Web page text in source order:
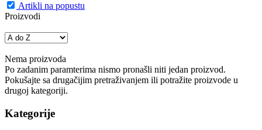
Artikli na popustu
Proizvodi
Nema proizvoda
Po zadanim paramterima nismo pronašli niti jedan proizvod.
Pokušajte sa drugačijim pretraživanjem ili potražite proizvode u
drugoj kategoriji.
Kategorije